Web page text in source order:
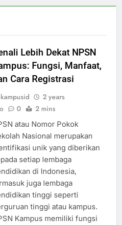
Lebih Dekat NPSN
Fungsi, Manfaat,
Cara Registrasi
kampusid
2 years
0 2 mins
atau Nomor Pokok
Nasional merupakan
unik yang diberikan
setiap lembaga
di Indonesia,
juga lembaga
tinggi seperti
tinggi atau kampus.
Kampus memiliki fungsi